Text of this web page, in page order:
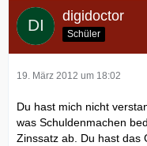
digidoctor
Schüler
19. März 2012 um 18:02
Du hast mich nicht
was Schuldenmachen
Zinssatz ab. Du hast das